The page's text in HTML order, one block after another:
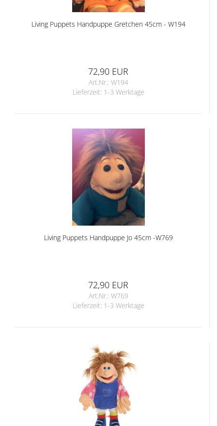
Living Puppets Handpuppe Gretchen 45cm - W194
72,90 EUR
Art.Nr.: W194
Lieferzeit: 1-3 Werktage
Living Puppets Handpuppe Jo 45cm -W769
72,90 EUR
Art.Nr.: W769
Lieferzeit: 1-3 Werktage